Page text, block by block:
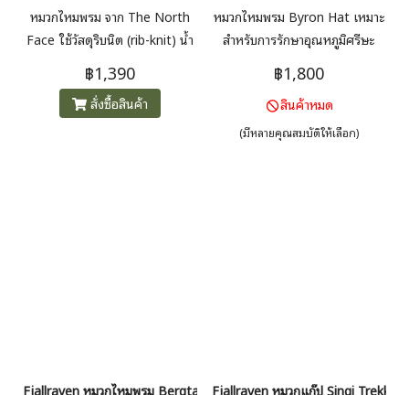
หมวกไหมพรม จาก The North
Face ใช้วัสดุริบนิต (rib-knit) น้ำ
฿1,390
สั่งซื้อสินค้า
หมวกไหมพรม Byron Hat เหมาะ
สำหรับการรักษาอุณหภูมิศรีษะ
หมวกมีน้ำหนักเบา ระบายอากาศได้
ดี น้ำหนัก ~90 g
฿1,800
สินค้าหมด
(มีหลายคุณสมบัติให้เลือก)
Fjallraven หมวกไหมพรม Bergtagen Forever Wool Beanie
Fjallraven หมวกแก๊ป Singi